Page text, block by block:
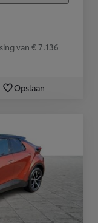
van € 7.136
Opslaan